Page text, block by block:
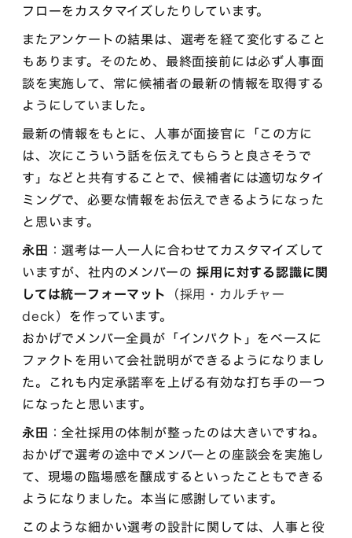
フローをカスタマイズしたりしています。
またアンケートの結果は、選考を経て変化すること
もあります。そのため、最終面接前には必ず人事面
談を実施して、常に候補者の最新の情報を取得する
ようにしていました。
最新の情報をもとに、人事が面接官に「この方に
は、次にこういう話を伝えてもらうと良さそうで
す」などと共有することで、候補者には適切なタイ
ミングで、必要な情報をお伝えできるようになった
と思います。
永田 ：選考は一人一人に合わせてカスタマイズして
いますが、社内のメンバーの 採用に対する認識に関
しては統一フォーマット （採用・カルチャー
deck） を作っています。
おかげでメンバー全員が「インパクト」をベースに
ファクトを用いて会社説明ができるようになりまし
た。これも内定承諾率を上げる有効な打ち手の一つ
になったと思います。
永田 ：全社採用の体制が整ったのは大きいですね。
おかげで選考の途中でメンバーとの座談会を実施し
て、現場の臨場感を醸成するといったこともできる
ようになりました。本当に感謝しています。
このような細かい選考の設計に関しては、人事と役